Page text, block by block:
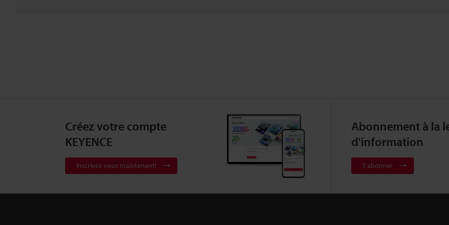
Créez votre compte
KEYENCE
Inscrivez-vous maintenant!
Abonnement à la
d'information
S'abonner